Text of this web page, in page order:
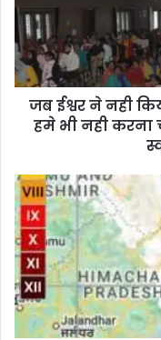
जब ईश्वर ने नही
हमे भी नही करना